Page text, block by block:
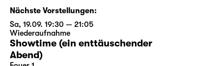
Nächste Vorstellungen:
Sa, 19.09. 19:30 — 21:05
Wiederaufnahme
Showtime (ein enttäuschender
Abend)